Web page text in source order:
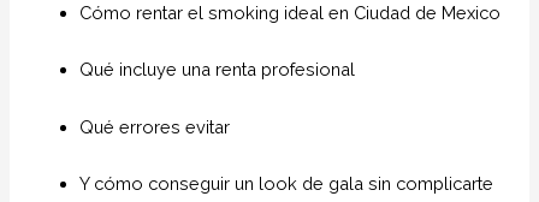
Cómo rentar el smoking ideal en Ciudad de Mexico
Qué incluye una renta profesional
Qué errores evitar
Y cómo conseguir un look de gala sin complicarte